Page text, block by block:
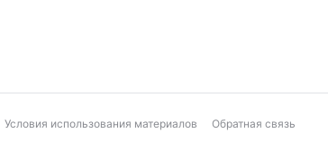
Условия использования материалов Обратная связь